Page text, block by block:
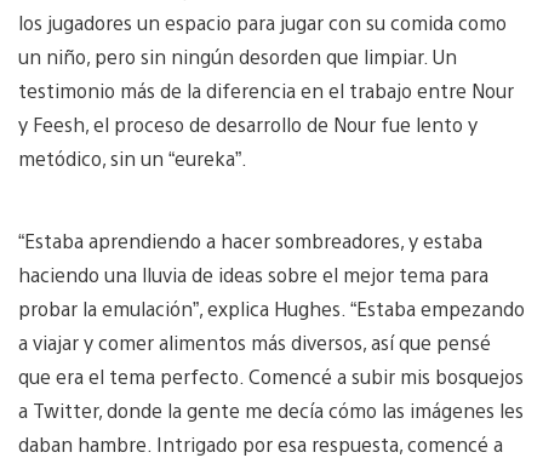
los jugadores un espacio para jugar con su comida como
un niño, pero sin ningún desorden que limpiar. Un
testimonio más de la diferencia en el trabajo entre Nour
y Feesh, el proceso de desarrollo de Nour fue lento y
metódico, sin un “eureka”.
“Estaba aprendiendo a hacer sombreadores, y estaba
haciendo una lluvia de ideas sobre el mejor tema para
probar la emulación”, explica Hughes. “Estaba empezando
a viajar y comer alimentos más diversos, así que pensé
que era el tema perfecto. Comencé a subir mis bosquejos
a Twitter, donde la gente me decía cómo las imágenes les
daban hambre. Intrigado por esa respuesta, comencé a